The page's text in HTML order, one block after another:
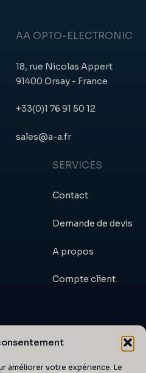
améliorer votre expérience. Le
AA OPTO-ELECTRONIC
18, rue Nicolas Appert
91400 Orsay - France
+33(0)1 76 91 50 12
sales@a-a.fr
SERVICES
Contact
Demande de devis
A propos
Compte client